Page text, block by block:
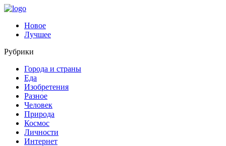
Новое
Лучшее
Рубрики
Города и страны
Еда
Изобретения
Разное
Человек
Природа
Космос
Личности
Интернет